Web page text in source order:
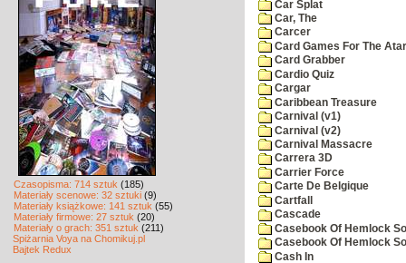
Czasopisma: 714 sztuk (185)
Materiały scenowe: 32 sztuki (9)
Materiały książkowe: 141 sztuk (55)
Materiały firmowe: 27 sztuk (20)
Materiały o grach: 351 sztuk (211)
Spiżarnia Voya na Chomikuj.pl
Bajtek Redux
Car Splat
Car, The
Carcer
Card Games For The
Card Grabber
Cardio Quiz
Cargar
Caribbean Treasure
Carnival (v1)
Carnival (v2)
Carnival Massacre
Carrera 3D
Carrier Force
Carte De Belgique
Cartfall
Cascade
Casebook Of Hemlock
Casebook Of Hemlock
Cash In